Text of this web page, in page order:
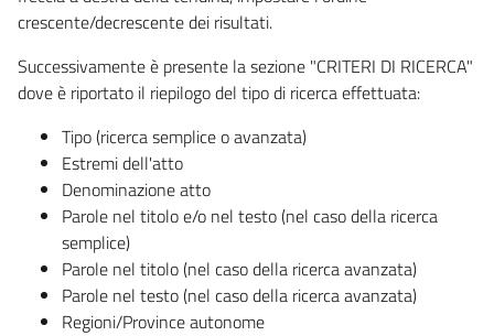
crescente/decrescente dei risultati.
Successivamente è presente la sezione "CRITERI DI RICERCA"
dove è riportato il riepilogo del tipo di ricerca effettuata:
Tipo (ricerca semplice o avanzata)
Estremi dell'atto
Denominazione atto
Parole nel titolo e/o nel testo (nel caso della ricerca
semplice)
Parole nel titolo (nel caso della ricerca avanzata)
Parole nel testo (nel caso della ricerca avanzata)
Regioni/Province autonome